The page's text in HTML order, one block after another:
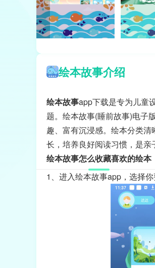
绘本故事介绍
绘本故事app下载是专为儿童
题。绘本故事(睡前故事)电子
趣、富有沉浸感。绘本分类
长，培养良好阅读习惯，是亲
绘本故事怎么收藏喜欢的绘本
1、进入绘本故事app，选择